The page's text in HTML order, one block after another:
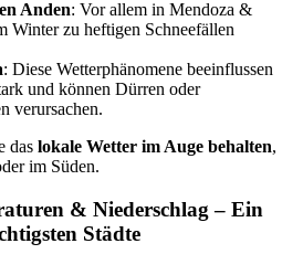
Anden: Vor allem in Mendoza &
Winter zu heftigen Schneefällen
: Diese Wetterphänomene beeinflussen
und können Dürren oder
verursachen.
das lokale Wetter im Auge behalten,
im Süden.
& Niederschlag – Ein
Städte